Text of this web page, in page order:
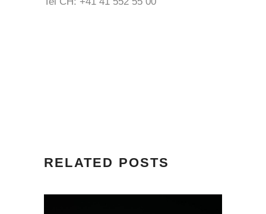
RELATED POSTS